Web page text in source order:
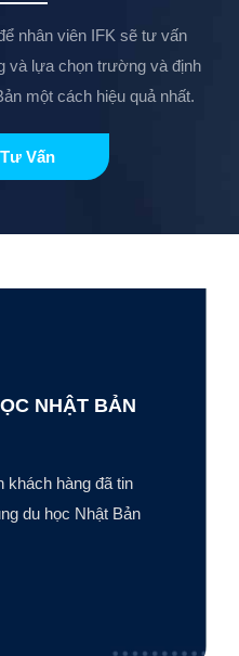
nhân viên IFK sẽ tư vấn
và lựa chọn trường và định
một cách hiệu quả nhất.
Vấn
NHẬT BẢN
hàng đã tin
du học Nhật Bản